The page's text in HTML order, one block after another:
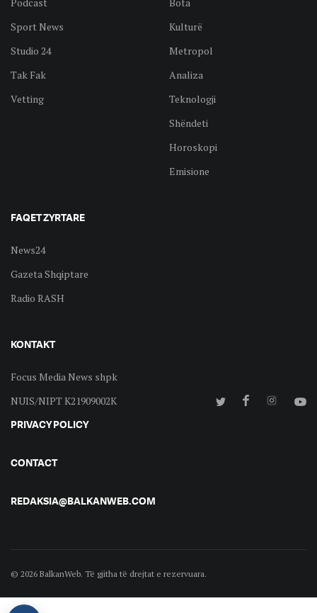
Sport News
Studio 24
Tak Fak
Vetting
Kulturë
Metropol
Analiza
Teknologji
Shëndeti
Horoskopi
Emisione
FAQET ZYRTARE
News24
Gazeta Shqiptare
Radio RASH
KONTAKT
Focus Media News shpk
NUIS/NIPT K21909002K
PRIVACY POLICY
CONTACT
REDAKSIA@BALKANWEB.COM
© 2026 BalkanWeb. Të gjitha të drejtat e rezervuara.